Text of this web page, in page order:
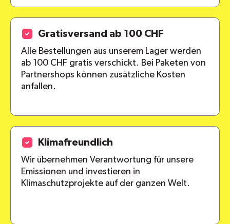
Gratisversand ab 100 CHF
Alle Bestellungen aus unserem Lager werden
ab 100 CHF gratis verschickt. Bei Paketen von
Partnershops können zusätzliche Kosten
anfallen.
Klimafreundlich
Wir übernehmen Verantwortung für unsere
Emissionen und investieren in
Klimaschutzprojekte auf der ganzen Welt.